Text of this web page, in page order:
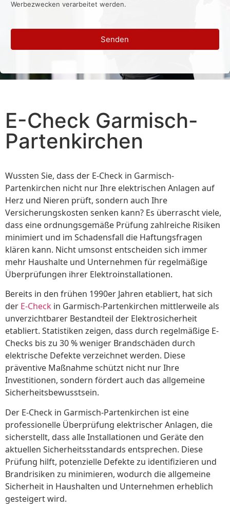
Werbezwecken verarbeitet werden.
Senden
E-Check Garmisch-
Partenkirchen⁠
Wussten Sie, dass der E-Check in Garmisch-
Partenkirchen nicht nur Ihre elektrischen Anlagen auf
Herz und Nieren prüft, sondern auch Ihre
Versicherungskosten senken kann? Es überrascht viele,
dass eine ordnungsgemäße Prüfung zahlreiche Risiken
minimiert und im Schadensfall die Haftungsfragen
klären kann. Nicht umsonst entscheiden sich immer
mehr Haushalte und Unternehmen für regelmäßige
Überprüfungen ihrer Elektroinstallationen.
Bereits in den frühen 1990er Jahren etabliert, hat sich
der E-Check in Garmisch-Partenkirchen mittlerweile als
unverzichtbarer Bestandteil der Elektrosicherheit
etabliert. Statistiken zeigen, dass durch regelmäßige E-
Checks bis zu 30 % weniger Brandschäden durch
elektrische Defekte verzeichnet werden. Diese
präventive Maßnahme schützt nicht nur Ihre
Investitionen, sondern fördert auch das allgemeine
Sicherheitsbewusstsein.
Der E-Check in Garmisch-Partenkirchen ist eine
professionelle Überprüfung elektrischer Anlagen, die
sicherstellt, dass alle Installationen und Geräte den
aktuellen Sicherheitsstandards entsprechen. Diese
Prüfung hilft, potenzielle Defekte zu identifizieren und
Brandrisiken zu minimieren, wodurch die allgemeine
Sicherheit in Haushalten und Unternehmen erheblich
gesteigert wird.